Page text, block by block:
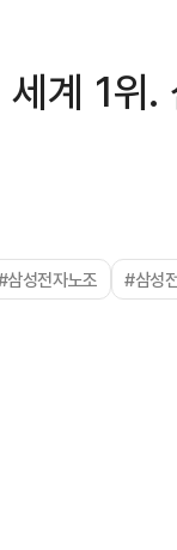
계 1위
삼성전자노조 #삼성